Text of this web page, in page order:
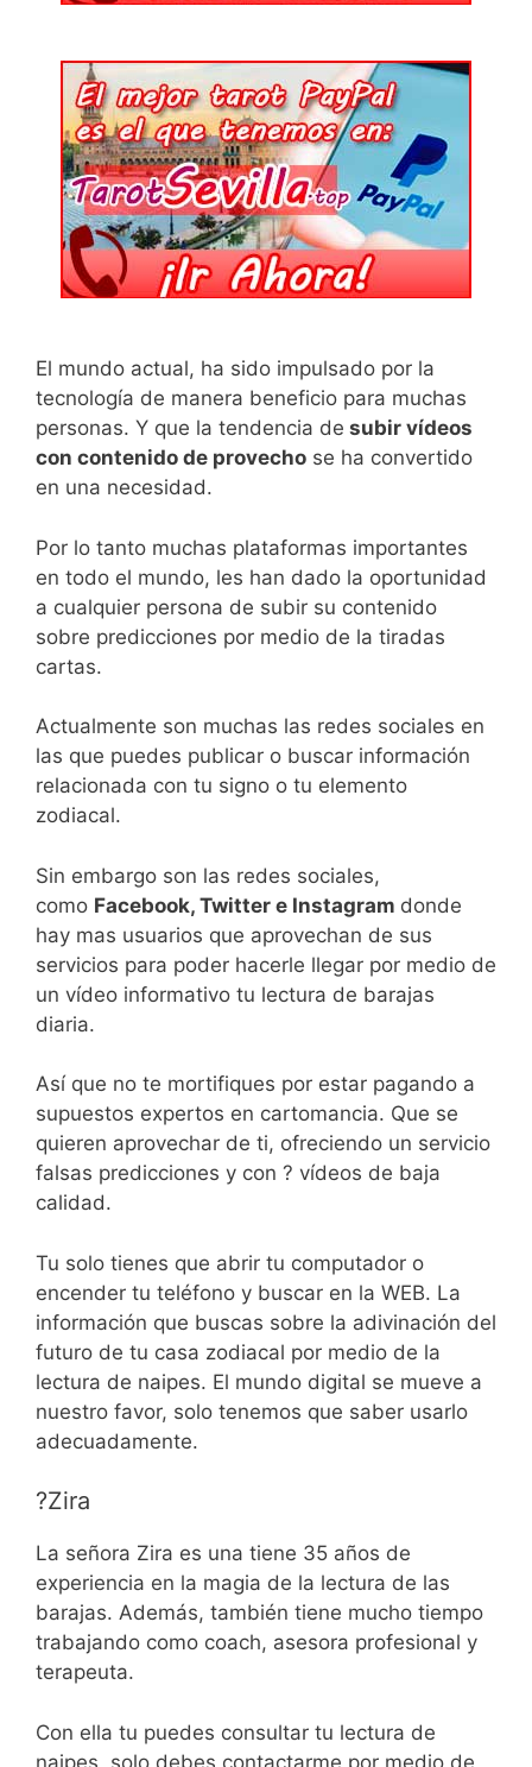
El mundo actual, ha sido impulsado por la
tecnología de manera beneficio para muchas
personas. Y que la tendencia de subir vídeos
con contenido de provecho se ha convertido
en una necesidad.
Por lo tanto muchas plataformas importantes
en todo el mundo, les han dado la oportunidad
a cualquier persona de subir su contenido
sobre predicciones por medio de la tiradas
cartas.
Actualmente son muchas las redes sociales en
las que puedes publicar o buscar información
relacionada con tu signo o tu elemento
zodiacal.
Sin embargo son las redes sociales,
como Facebook, Twitter e Instagram donde
hay mas usuarios que aprovechan de sus
servicios para poder hacerle llegar por medio de
un vídeo informativo tu lectura de barajas
diaria.
Así que no te mortifiques por estar pagando a
supuestos expertos en cartomancia. Que se
quieren aprovechar de ti, ofreciendo un servicio
falsas predicciones y con ? vídeos de baja
calidad.
Tu solo tienes que abrir tu computador o
encender tu teléfono y buscar en la WEB. La
información que buscas sobre la adivinación del
futuro de tu casa zodiacal por medio de la
lectura de naipes. El mundo digital se mueve a
nuestro favor, solo tenemos que saber usarlo
adecuadamente.
?Zira
La señora Zira es una tiene 35 años de
experiencia en la magia de la lectura de las
barajas. Además, también tiene mucho tiempo
trabajando como coach, asesora profesional y
terapeuta.
Con ella tu puedes consultar tu lectura de
naipes, solo debes contactarme por medio de